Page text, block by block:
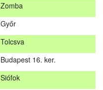
Zomba
Győr
Tolcsva
Budapest 16. ker.
Siófok
Hőgyész
Barcs